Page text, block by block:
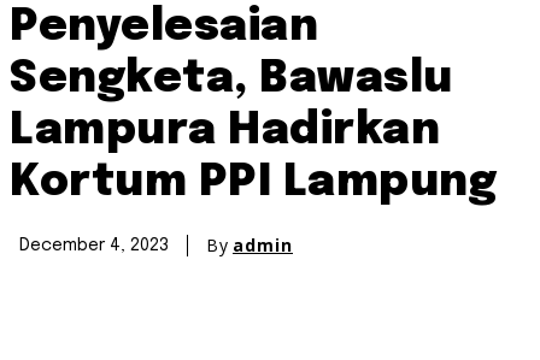
Penyelesaian
Sengketa, Bawaslu
Lampura Hadirkan
Kortum PPI Lampung
December 4, 2023 By admin